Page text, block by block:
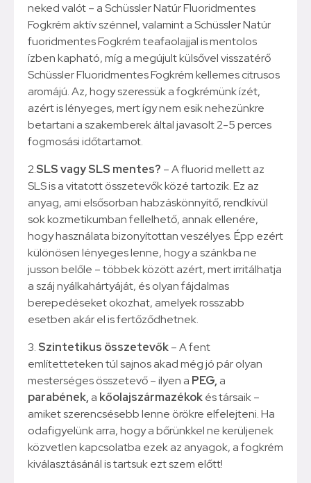
neked valót – a Schüssler Natúr Fluoridmentes
Fogkrém aktív szénnel, valamint a Schüssler Natúr
fuoridmentes Fogkrém teafaolajjal is mentolos
ízben kapható, míg a megújult külsővel visszatérő
Schüssler Fluoridmentes Fogkrém kellemes citrusos
aromájú. Az, hogy szeressük a fogkrémünk ízét,
azért is lényeges, mert így nem esik nehezünkre
betartani a szakemberek által javasolt 2-5 perces
fogmosási időtartamot.
2.SLS vagy SLS mentes? – A fluorid mellett az
SLS is a vitatott összetevők közé tartozik. Ez az
anyag, ami elsősorban habzáskönnyítő, rendkívül
sok kozmetikumban fellelhető, annak ellenére,
hogy használata bizonyítottan veszélyes. Épp ezért
különösen lényeges lenne, hogy a szánkba ne
jusson belőle – többek között azért, mert irritálhatja
a száj nyálkahártyáját, és olyan fájdalmas
berepedéseket okozhat, amelyek rosszabb
esetben akár el is fertőződhetnek.
3.Szintetikus összetevők– A fent
említetteteken túl sajnos akad még jó pár olyan
mesterséges összetevő – ilyen a PEG, a
parabének, a kőolajszármazékokés társaik –
amiket szerencsésebb lenne örökre elfelejteni. Ha
odafigyelünk arra, hogy a bőrünkkel ne kerüljenek
közvetlen kapcsolatba ezek az anyagok, a fogkrém
kiválasztásánál is tartsuk ezt szem előtt!